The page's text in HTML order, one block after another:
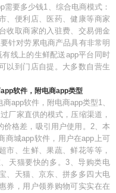
要多少钱1、综合电商模式：
、便利店、医药、健康等商家
收取商家的入驻费、交易佣金
针对劳累电商产品具有非常明
线上的生鲜配送app平台同时
以到门店自提。大多数自营生
软件，附电商app类型
app软件，附电商app类型1、
厂家直供的模式，压缩渠道，
格差，吸引用户使用。2、本
商城app软件，用户在app上可
市、生鲜、果蔬、鲜花等等，
天猫要快的多。3、导购类电
、天猫、京东、拼多多四大电
券，用户领券购物可实实在在